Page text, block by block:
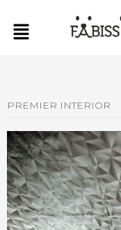
садржај
PREMIER INTERIOR